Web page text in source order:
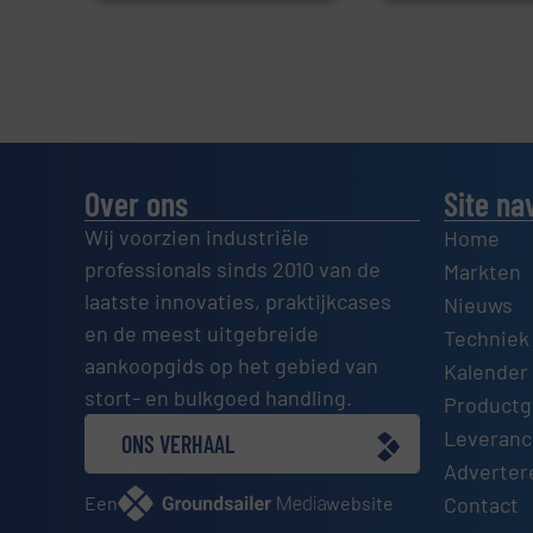
Over ons
Wij voorzien industriële
professionals sinds 2010 van de
laatste innovaties, praktijkcases
en de meest uitgebreide
aankoopgids op het gebied van
stort- en bulkgoed handling.
ONS VERHAAL
Een website
Site
Home
Markten
Nieuws
Kalender
Contact